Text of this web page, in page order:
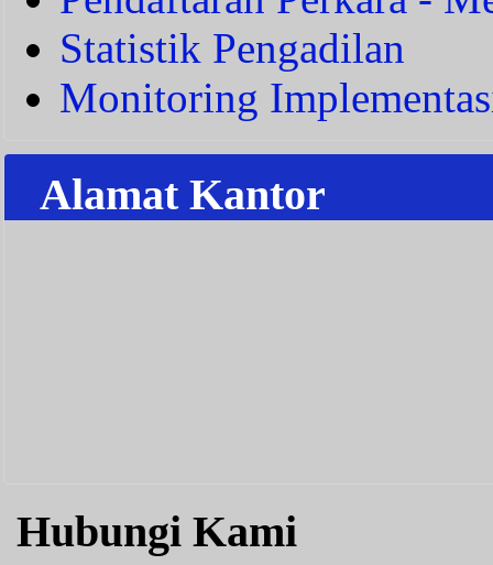
Statistik Pengadilan
Monitoring
Alamat Kantor
Hubungi Kami